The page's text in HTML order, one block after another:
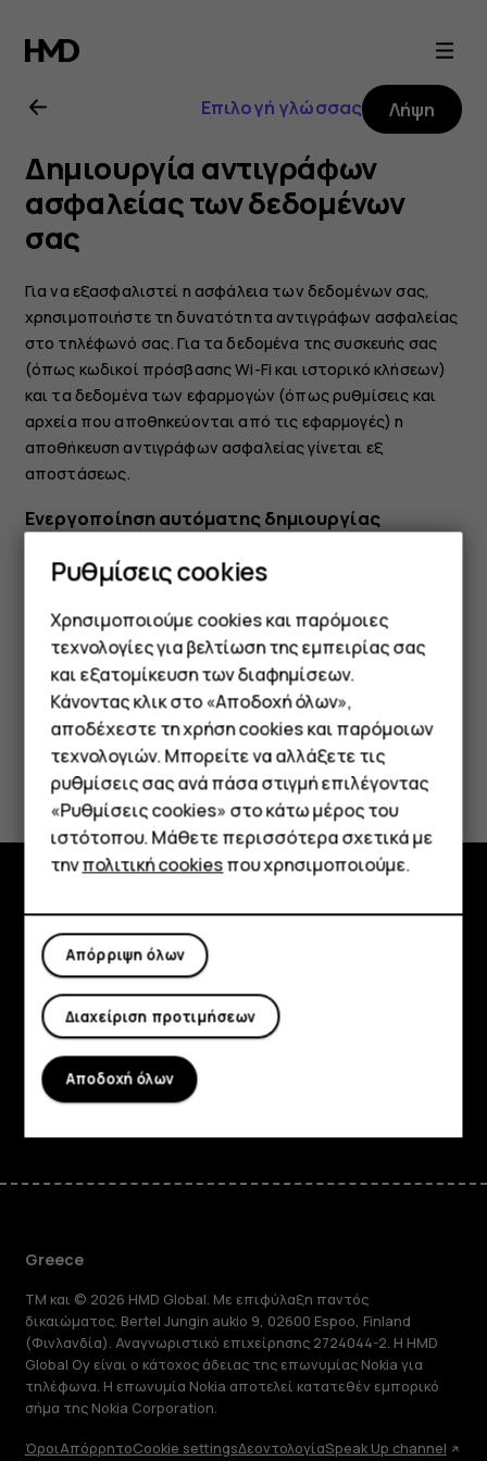
Οδηγίες
χρήσης
Nokia
X20
Smartphone
Τηλέφωνα απλής χρήσης
Tablet
Επιλογή γλώσσας Λήψη
Δημιουργία αντιγράφων
ασφαλείας των δεδομένων
σας
Για να εξασφαλιστεί η ασφάλεια των δεδομένων σας,
χρησιμοποιήστε τη δυνατότητα αντιγράφων ασφαλείας
στο τηλέφωνό σας. Για τα δεδομένα της συσκευής σας
(όπως κωδικοί πρόσβασης Wi-Fi και ιστορικό κλήσεων)
και τα δεδομένα των εφαρμογών (όπως ρυθμίσεις και
αρχεία που αποθηκεύονται από τις εφαρμογές) η
αποθήκευση αντιγράφων ασφαλείας γίνεται εξ
αποστάσεως.
Ενεργοποίηση αυτόματης δημιουργίας
Πατήστε Ρυθμίσεις >Σύστημα >
και θέστε τα αντίγραφα ασφαλείας σε ενεργοποίηση.
Το βρήκατε χρήσιμο;
Ναι Όχι
Εξερευνήστε
Πληροφορίες
Planet and people
Υποστήριξη
FacebookInstagram
TiktokYoutube
Greece
TM και © 2026 HMD Global. Με επιφύλαξη παντός
δικαιώματος. Bertel Jungin aukio 9, 02600 Espoo, Finland
(Φινλανδία). Αναγνωριστικό επιχείρησης 2724044-2. Η HMD
Global Oy είναι ο κάτοχος άδειας της επωνυμίας Nokia για
τηλέφωνα. Η επωνυμία Nokia αποτελεί κατατεθέν εμπορικό
σήμα της Nokia Corporation.
ΌροιΑπόρρητοCookie settingsΔεοντολογίαSpeak Up channel
Ρυθμίσεις cookies
Χρησιμοποιούμε cookies και παρόμοιες
τεχνολογίες για βελτίωση της εμπειρίας σας
και εξατομίκευση των διαφημίσεων.
Κάνοντας κλικ στο «Αποδοχή όλων»,
αποδέχεστε τη χρήση cookies και παρόμοιων
τεχνολογιών. Μπορείτε να αλλάξετε τις
ρυθμίσεις σας ανά πάσα στιγμή επιλέγοντας
«Ρυθμίσεις cookies» στο κάτω μέρος του
ιστότοπου. Μάθετε περισσότερα σχετικά με
τηνπολιτική cookiesπου χρησιμοποιούμε.
Απόρριψη όλων
Διαχείριση προτιμήσεων
Αποδοχή όλων